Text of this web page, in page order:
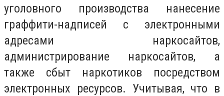
уголовного производства нанесение
граффити-надписей с электронными
адресами наркосайтов,
администрирование наркосайтов, а
также сбыт наркотиков посредством
электронных ресурсов. Учитывая, что в